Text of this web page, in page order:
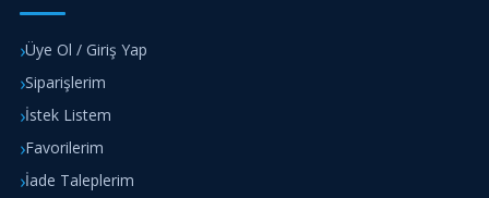
Üye Ol / Giriş Yap
Siparişlerim
İstek Listem
Favorilerim
İade Taleplerim